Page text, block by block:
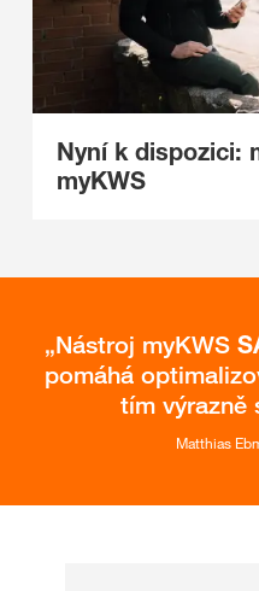
Nyní k dispozici:
myKWS
Nástroj myKWS
pomáhá
tím výrazně
Matthias